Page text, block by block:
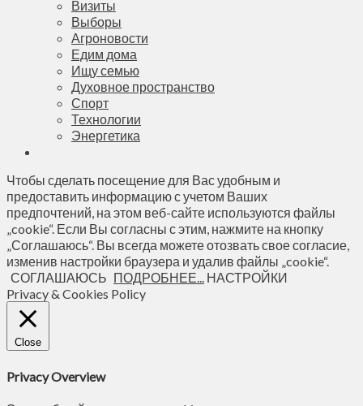
Визиты
Выборы
Агроновости
Едим дома
Ищу семью
Духовное пространство
Спорт
Технологии
Энергетика
Чтобы сделать посещение для Вас удобным и
предоставить информацию с учетом Ваших
предпочтений, на этом веб-сайте используются файлы
„cookie“. Если Вы согласны с этим, нажмите на кнопку
„Соглашаюсь“. Вы всегда можете отозвать свое согласие,
изменив настройки браузера и удалив файлы „cookie“.
СОГЛАШАЮСЬ ПОДРОБНЕЕ... НАСТРОЙКИ
Privacy & Cookies Policy
Close
Privacy Overview